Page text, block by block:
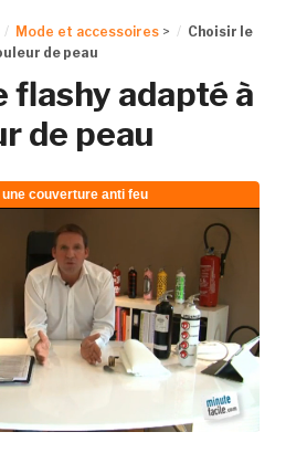
Mode et accessoires >
Choisir le
de peau
flashy adapté à
de peau